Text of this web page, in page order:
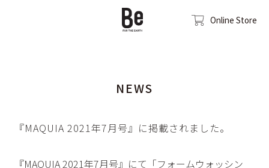
Online Store
NEWS
『MAQUIA 2021年7月号』に掲載されました。
『MAQUIA 2021年7月号』にて「フォームウォッシン